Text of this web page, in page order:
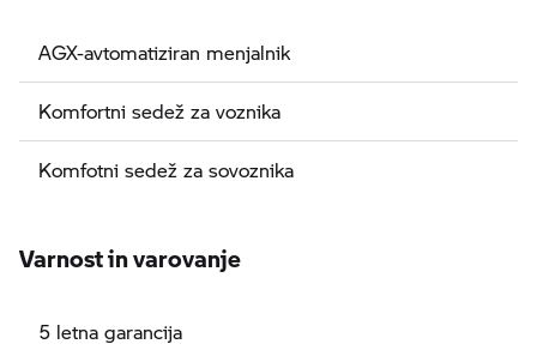
AGX-avtomatiziran menjalnik
Komfortni sedež za voznika
Komfotni sedež za sovoznika
Varnost in varovanje
5 letna garancija